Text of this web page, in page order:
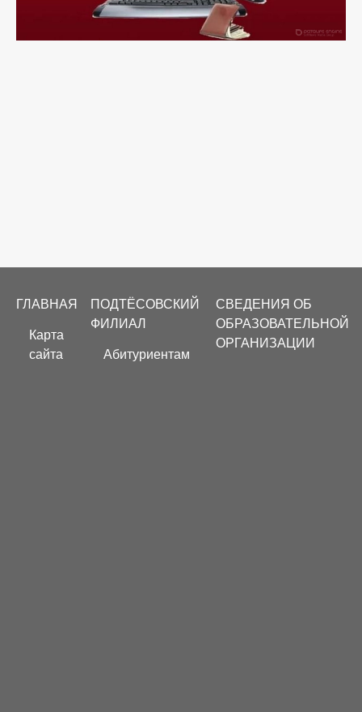
Footer
ГЛАВНАЯ
Карта
сайта
ПОДТЁСОВСКИЙ
ФИЛИАЛ
Абитуриентам
СВЕДЕНИЯ ОБ
ОБРАЗОВАТЕЛЬНОЙ
ОРГАНИЗАЦИИ